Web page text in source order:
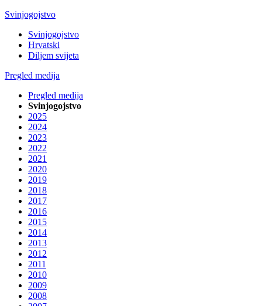
Svinjogojstvo
Svinjogojstvo
Hrvatski
Diljem svijeta
Pregled medija
Pregled medija
Svinjogojstvo
2025
2024
2023
2022
2021
2020
2019
2018
2017
2016
2015
2014
2013
2012
2011
2010
2009
2008